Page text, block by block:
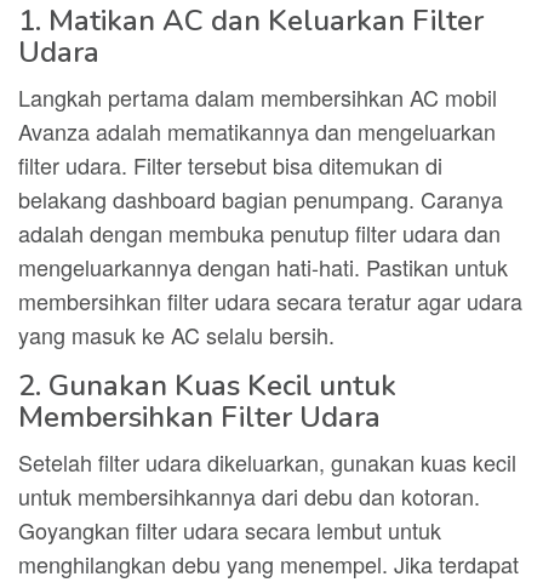
1. Matikan AC dan Keluarkan Filter
Udara
Langkah pertama dalam membersihkan AC mobil
Avanza adalah mematikannya dan mengeluarkan
filter udara. Filter tersebut bisa ditemukan di
belakang dashboard bagian penumpang. Caranya
adalah dengan membuka penutup filter udara dan
mengeluarkannya dengan hati-hati. Pastikan untuk
membersihkan filter udara secara teratur agar udara
yang masuk ke AC selalu bersih.
2. Gunakan Kuas Kecil untuk
Membersihkan Filter Udara
Setelah filter udara dikeluarkan, gunakan kuas kecil
untuk membersihkannya dari debu dan kotoran.
Goyangkan filter udara secara lembut untuk
menghilangkan debu yang menempel. Jika terdapat